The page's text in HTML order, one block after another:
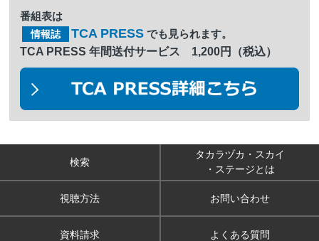
番組表は
情報誌 TCA PRESS でも見られます。
TCA PRESS 年間送付サービス 1,200円（税込）
検索
タカラヅカ・スカイ
・ステージとは
視聴方法 お問い合わせ
資料請求 よくある質問